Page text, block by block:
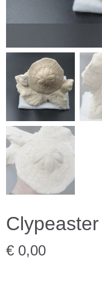
€ 0,00